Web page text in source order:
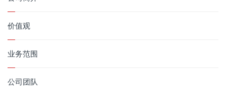
价值观
业务范围
公司团队